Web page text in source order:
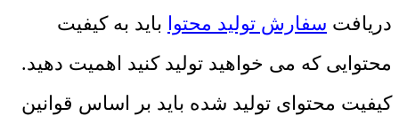
دریافت سفارش تولید محتوا باید به کیفیت
محتوایی که می‌ خواهید تولید کنید اهمیت دهید.
کیفیت محتوای تولید شده باید بر اساس قوانین